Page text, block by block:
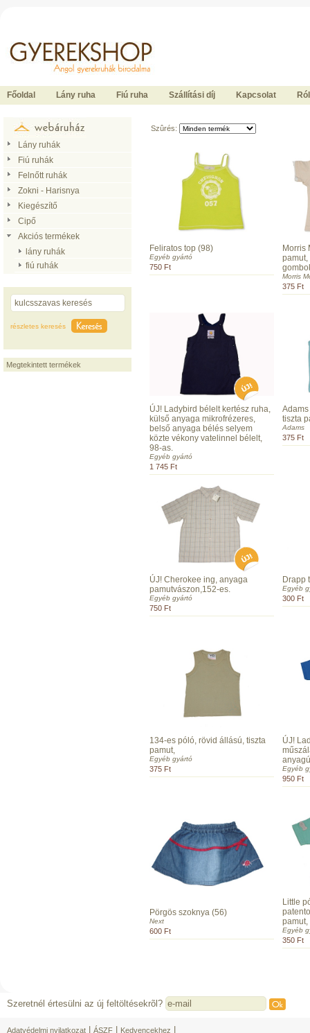
Főoldal Lány ruha Fiú ruha Szállítási díj Kapcsolat
Lány ruhák
Fiú ruhák
Felnőtt ruhák
Zokni - Harisnya
Kiegészítő
Cipő
Akciós termékek
lány ruhák
fiú ruhák
részletes keresés
Megtekintett termékek
Szûrés:
Feliratos top (98)
Egyéb gyártó
750 Ft
Morris
pamut,
Morris
375 Ft
ÚJ! Ladybird bélelt kertész ruha,
külső anyaga mikrofrézeres,
belső anyaga bélés selyem
közte vékony vatelinnel bélelt,
98-as.
Egyéb gyártó
1 745 Ft
tiszta
Adams
375 Ft
ÚJ! Cherokee ing, anyaga
pamutvászon,152-es.
Egyéb gyártó
750 Ft
Drapp
Egyéb
300 Ft
134-es póló, rövid állású, tiszta
pamut,
Egyéb gyártó
375 Ft
ÚJ!
Egyéb
950 Ft
Pörgös szoknya (56)
Next
600 Ft
Little
pamut,
Egyéb
350 Ft
Szeretnél értesülni az új feltöltésekrõl?
Adatvédelmi nyilatkozat ÁSZF Kedvencekhez